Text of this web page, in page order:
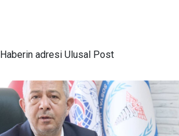
Haberin adresi Ulusal Post